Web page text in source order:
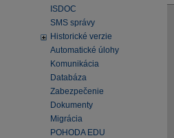
ISDOC
SMS správy
Historické verzie
Automatické úlohy
Komunikácia
Databáza
Zabezpečenie
Dokumenty
Migrácia
POHODA EDU